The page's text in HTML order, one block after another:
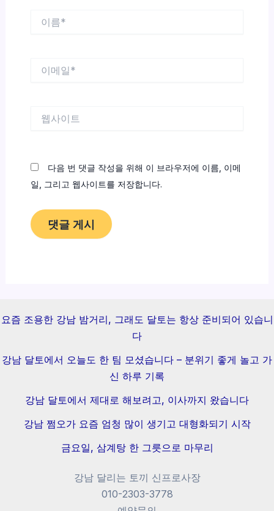
다음 번 댓글 작성을 위해 이 브라우저에 이름, 이메
일, 그리고 웹사이트를 저장합니다.
요즘 조용한 강남 밤거리, 그래도 달토는 항상 준비되어 있습니
다
강남 달토에서 오늘도 한 팀 모셨습니다 – 분위기 좋게 놀고 가
신 하루 기록
강남 달토에서 제대로 해보려고, 이사까지 왔습니다
강남 쩜오가 요즘 엄청 많이 생기고 대형화되기 시작
금요일, 삼계탕 한 그릇으로 마무리
강남 달리는 토끼 신프로사장
010-2303-3778